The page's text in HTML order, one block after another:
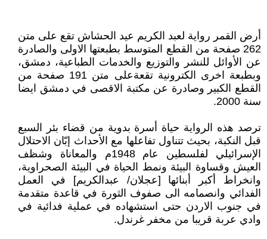
أرض القمر رواية لعبد الكريم عيد الحشاش تقع على متن
262 صفحة من القطع المتوسط بطبعتها الاولى والصادرة
عن الأوائل للنشر والتوزيع والخدمات الطباعية، دمشق،
وبطبعة اخرى الكترونية تقعةعلى متن 191 صفحة من
القطع الكبير وصادرة عن مكتبة الاقصى في دمشق ايضا
سنة 2000.
ترصد هذه الرواية حياة أسرة بدوية من قضاء بئر السبع
قبل النكبة، بحيث تتناول تفاعلها مع الأحداث إبّان الاحتلال
الإسرائيلي لفلسطين عام 1948م والمعاناة وشظف
العيش وقساوة البيئة ونمط الحياة في البيئة الصحراوية،
وانخراط أكبر أبنائها [عجلان/ عبدالكريم] في العمل
الفدائي وانصمامه الى صفوف الثورة في قاعدة متقدمة
في جنوب الاردن حتى استشهاده في عملية فدائية في
وادي عربة قريبا من مخفر غرندل.